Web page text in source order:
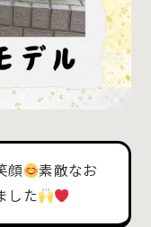
顔
素敵なお
した